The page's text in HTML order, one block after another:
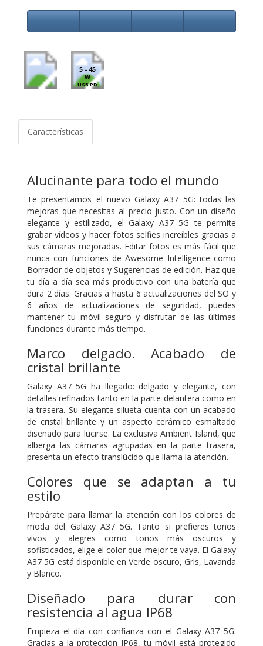
5 - 45
W
USB PD
Características
Alucinante para todo el mundo
Te presentamos el nuevo Galaxy A37 5G: todas las
mejoras que necesitas al precio justo. Con un diseño
elegante y estilizado, el Galaxy A37 5G te permite
grabar vídeos y hacer fotos selfies increíbles gracias a
sus cámaras mejoradas. Editar fotos es más fácil que
nunca con funciones de Awesome Intelligence como
Borrador de objetos y Sugerencias de edición. Haz que
tu día a día sea más productivo con una batería que
dura 2 días. Gracias a hasta 6 actualizaciones del SO y
6 años de actualizaciones de seguridad, puedes
mantener tu móvil seguro y disfrutar de las últimas
funciones durante más tiempo.
Marco delgado. Acabado de
cristal brillante
Galaxy A37 5G ha llegado: delgado y elegante, con
detalles refinados tanto en la parte delantera como en
la trasera. Su elegante silueta cuenta con un acabado
de cristal brillante y un aspecto cerámico esmaltado
diseñado para lucirse. La exclusiva Ambient Island, que
alberga las cámaras agrupadas en la parte trasera,
presenta un efecto translúcido que llama la atención.
Colores que se adaptan a tu
estilo
Prepárate para llamar la atención con los colores de
moda del Galaxy A37 5G. Tanto si prefieres tonos
vivos y alegres como tonos más oscuros y
sofisticados, elige el color que mejor te vaya. El Galaxy
A37 5G está disponible en Verde oscuro, Gris, Lavanda
y Blanco.
Diseñado para durar con
resistencia al agua IP68
Empieza el día con confianza con el Galaxy A37 5G.
Gracias a la protección IP68, tu móvil está protegido